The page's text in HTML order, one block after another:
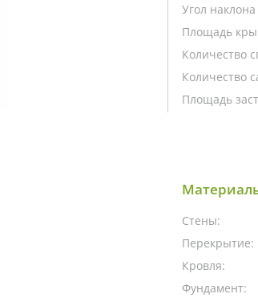
Угол
Площадь
Количество
Количество
Площадь
Стены:
Перекрытие:
Кровля:
Фундамент: